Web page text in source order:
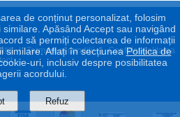
| Termeni şi condiţii | Confidenţialitatea
de conținut personalizat, folosim
Apăsând Accept sau navigând
să permiți colectarea de informații
similare. Aflați în secțiuneaPolitica de
uri, inclusiv despre posibilitatea
acordului.